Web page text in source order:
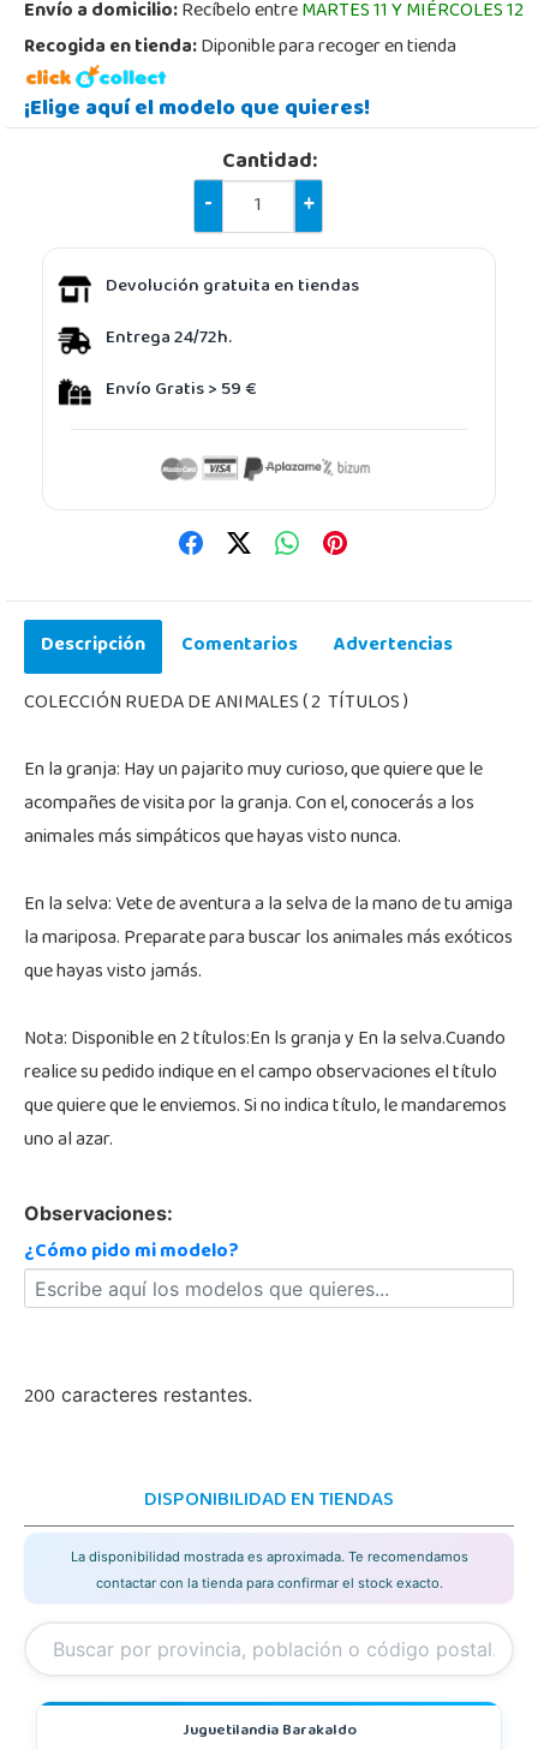
Envío a domicilio:Recíbelo entreMARTES 11 Y MIÉRCOLES 12
Recogida en tienda:Diponible para recoger en tienda
¡Elige aquí el modelo que quieres!
Cantidad:
-
+
Devolución gratuita en tiendas
Entrega 24/72h.
Envío Gratis > 59 €
Descripción Comentarios
Advertencias
COLECCIÓN RUEDA DE ANIMALES ( 2 TÍTULOS )
En la granja: Hay un pajarito muy curioso, que quiere que le
acompañes de visita por la granja. Con el, conocerás a los
animales más simpáticos que hayas visto nunca.
En la selva: Vete de aventura a la selva de la mano de tu amiga
la mariposa. Preparate para buscar los animales más exóticos
que hayas visto jamás.
Nota: Disponible en 2 títulos:En ls granja y En la selva.Cuando
realice su pedido indique en el campo observaciones el título
que quiere que le enviemos. Si no indica título, le mandaremos
uno al azar.
Observaciones:
¿Cómo pido mi modelo?
200 caracteres restantes.
DISPONIBILIDAD EN TIENDAS
La disponibilidad mostrada es aproximada. Te recomendamos
contactar con la tienda para confirmar el stock exacto.
Juguetilandia Barakaldo